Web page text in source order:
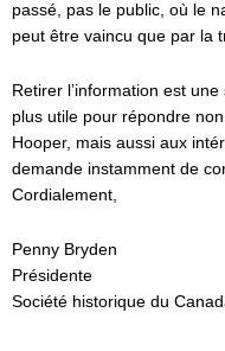
passé, pas le public, où le
peut être vaincu que par la
Retirer l’information est
plus utile pour répondre
Hooper, mais aussi aux
demande instamment de
Cordialement,
Penny Bryden
Présidente
Société historique du